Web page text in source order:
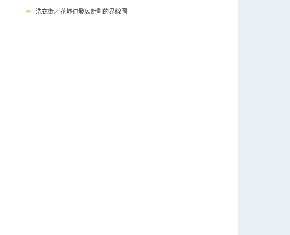
洗衣街／花墟道發展計劃的界線圖